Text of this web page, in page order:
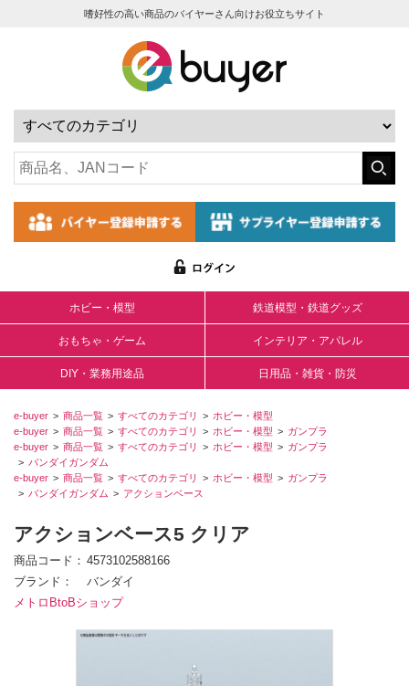
嗜好性の高い商品のバイヤーさん向けお役立ちサイト
ホビー・模型 鉄道模型・鉄道グッズ
おもちゃ・ゲーム インテリア・アパレル
DIY・業務用途品 日用品・雑貨・防災
e-buyer 商品一覧 すべてのカテゴリ
ホビー・模型
e-buyer
商品一覧 すべてのカテゴリ ホビー・模型
ガンプラ
e-buyer
商品一覧 すべてのカテゴリ ホビー・模型
ガンプラ
バンダイガンダム
e-buyer
商品一覧 すべてのカテゴリ ホビー・模型
ガンプラ
バンダイガンダム
アクションベース
アクションベース5 クリア
商品コード
4573102588166
ブランド
バンダイ
メトロBtoBショップ